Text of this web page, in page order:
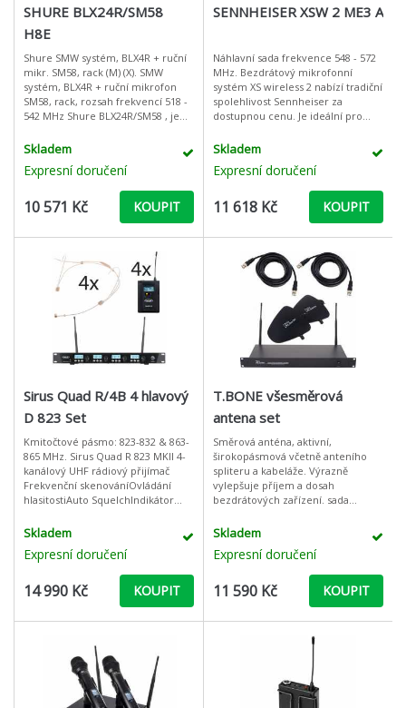
SHURE BLX24R/SM58
H8E
Shure SMW systém, BLX4R + ruční
mikr. SM58, rack (M) (X). SMW
systém, BLX4R + ruční mikrofon
SM58, rack, rozsah frekvencí 518 -
542 MHz Shure BLX24R/SM58 , je
ručním vysílačem.
Skladem
Expresní doručení
10 571 Kč KOUPIT
SENNHEISER XSW 2 ME3 A
Náhlavní sada frekvence 548 - 572
MHz. Bezdrátový mikrofonní
systém XS wireless 2 nabízí tradiční
spolehlivost Sennheiser za
dostupnou cenu. Je ideální pro
prezentace, koncerty, konference
Skladem
Expresní doručení
11 618 Kč KOUPIT
Sirus Quad R/4B 4 hlavový
D 823 Set
Kmitočtové pásmo: 823-832 & 863-
865 MHz. Sirus Quad R 823 MKII 4-
kanálový UHF rádiový přijímač
Frekvenční skenováníOvládání
hlasitostiAuto SquelchIndikátor
nastavení z přijímače do vysílač
Skladem
Expresní doručení
14 990 Kč KOUPIT
T.BONE všesměrová
antena set
Směrová anténa, aktivní,
širokopásmová včetně anteního
spliteru a kabeláže. Výrazně
vylepšuje příjem a dosah
bezdrátových zařízení. sada
UHF 500 - 900 MHz spínatelné
Skladem
Expresní doručení
11 590 Kč KOUPIT